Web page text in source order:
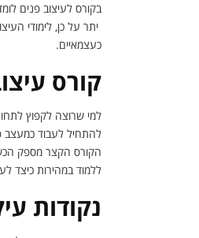
בקורס לעיצוב פנים
יתר על כן, לימודי
כעצמאיים.
קורס
למי שרוצה לקפוץ
להתחיל לעבוד כמעצב
הקורס הקצר מספק
ללמוד במהירות כיצד
נקודות